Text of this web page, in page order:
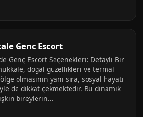
Genc Escort
Genç Escort Seçenekleri: Detaylı Bir
doğal güzellikleri ve termal
olmasının yanı sıra, sosyal hayatı
de dikkat çekmektedir. Bu dinamik
bireylerin...